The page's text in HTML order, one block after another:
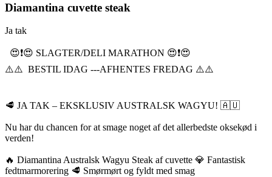
Diamantina cuvette steak
Ja tak
😍❗️😍 SLAGTER/DELI MARATHON 😍❗️😍
⚠️⚠️ BESTIL IDAG ---AFHENTES FREDAG ⚠️⚠️
🥩 JA TAK – EKSKLUSIV AUSTRALSK WAGYU! 🇦🇺
Nu har du chancen for at smage noget af det allerbedste oksekød i
verden!
🔥 Diamantina Australsk Wagyu Steak af cuvette 💎 Fantastisk
fedtmarmorering 🥩 Smørmørt og fyldt med smag